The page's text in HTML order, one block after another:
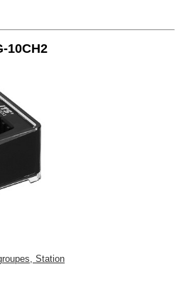
10CH2